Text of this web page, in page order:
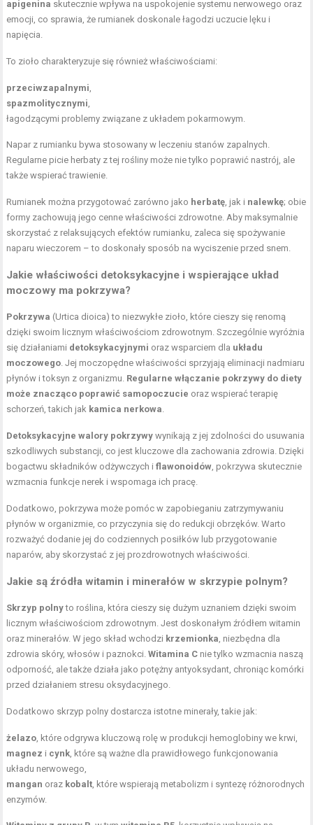
apigenina skutecznie wpływa na uspokojenie systemu nerwowego oraz
emocji, co sprawia, że rumianek doskonale łagodzi uczucie lęku i
napięcia.
To zioło charakteryzuje się również właściwościami:
przeciwzapalnymi
spazmolitycznymi
łagodzącymi problemy związane z układem pokarmowym.
Napar z rumianku bywa stosowany w leczeniu stanów zapalnych.
Regularne picie herbaty z tej rośliny może nie tylko poprawić nastrój, ale
także wspierać trawienie.
Rumianek można przygotować zarówno jako herbatę , jak i nalewkę; obie
formy zachowują jego cenne właściwości zdrowotne. Aby maksymalnie
skorzystać z relaksujących efektów rumianku, zaleca się spożywanie
naparu wieczorem – to doskonały sposób na wyciszenie przed snem.
Jakie właściwości detoksykacyjne i wspierające układ
moczowy ma pokrzywa?
Pokrzywa (Urtica dioica) to niezwykłe zioło, które cieszy się renomą
dzięki swoim licznym właściwościom zdrowotnym. Szczególnie wyróżnia
się działaniami detoksykacyjnymi oraz wsparciem dla układu
moczowego . Jej moczopędne właściwości sprzyjają eliminacji nadmiaru
płynów i toksyn z organizmu. Regularne włączanie pokrzywy do diety
może znacząco poprawić samopoczucie oraz wspierać terapię
schorzeń, takich jak kamica nerkowa
Detoksykacyjne walory pokrzywy wynikają z jej zdolności do usuwania
szkodliwych substancji, co jest kluczowe dla zachowania zdrowia. Dzięki
bogactwu składników odżywczych iflawonoidów , pokrzywa skutecznie
wzmacnia funkcje nerek i wspomaga ich pracę.
Dodatkowo, pokrzywa może pomóc w zapobieganiu zatrzymywaniu
płynów w organizmie, co przyczynia się do redukcji obrzęków. Warto
rozważyć dodanie jej do codziennych posiłków lub przygotowanie
naparów, aby skorzystać z jej prozdrowotnych właściwości.
Jakie są źródła witamin i minerałów w skrzypie polnym?
Skrzyp polnyto roślina, która cieszy się dużym uznaniem dzięki swoim
licznym właściwościom zdrowotnym. Jest doskonałym źródłem witamin
oraz minerałów. W jego skład wchodzi krzemionka , niezbędna dla
zdrowia skóry, włosów i paznokci.Witamina C nie tylko wzmacnia naszą
odporność, ale także działa jako potężny antyoksydant, chroniąc komórki
przed działaniem stresu oksydacyjnego.
Dodatkowo skrzyp polny dostarcza istotne minerały, takie jak:
żelazo , które odgrywa kluczową rolę w produkcji hemoglobiny we krwi,
magnez i cynk , które są ważne dla prawidłowego funkcjonowania
układu nerwowego,
mangan oraz kobalt , które wspierają metabolizm i syntezę różnorodnych
enzymów.